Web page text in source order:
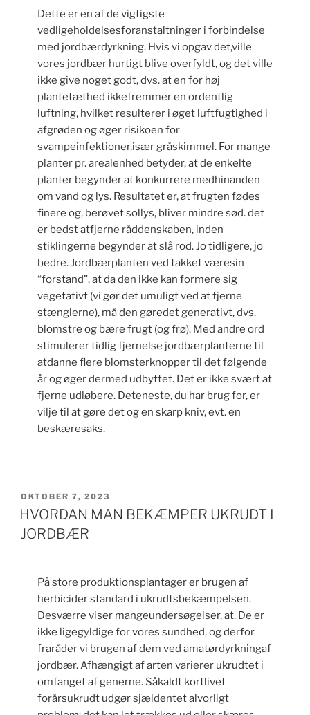
Dette er en af de vigtigste
vedligeholdelsesforanstaltninger i forbindelse
med jordbærdyrkning. Hvis vi opgav det,ville
vores jordbær hurtigt blive overfyldt, og det ville
ikke give noget godt, dvs. at en for høj
plantetæthed ikkefremmer en ordentlig
luftning, hvilket resulterer i øget luftfugtighed i
afgrøden og øger risikoen for
svampeinfektioner,især gråskimmel. For mange
planter pr. arealenhed betyder, at de enkelte
planter begynder at konkurrere medhinanden
om vand og lys. Resultatet er, at frugten fødes
finere og, berøvet sollys, bliver mindre sød. det
er bedst atfjerne råddenskaben, inden
stiklingerne begynder at slå rod. Jo tidligere, jo
bedre. Jordbærplanten ved takket væresin
“forstand”, at da den ikke kan formere sig
vegetativt (vi gør det umuligt ved at fjerne
stænglerne), må den gøredet generativt, dvs.
blomstre og bære frugt (og frø). Med andre ord
stimulerer tidlig fjernelse jordbærplanterne til
atdanne flere blomsterknopper til det følgende
år og øger dermed udbyttet. Det er ikke svært at
fjerne udløbere. Deteneste, du har brug for, er
vilje til at gøre det og en skarp kniv, evt. en
beskæresaks.
UDGIVET
DEN
OKTOBER 7, 2023
HVORDAN MAN BEKÆMPER UKRUDT I
JORDBÆR
På store produktionsplantager er brugen af
herbicider standard i ukrudtsbekæmpelsen.
Desværre viser mangeundersøgelser, at. De er
ikke ligegyldige for vores sundhed, og derfor
fraråder vi brugen af dem ved amatørdyrkningaf
jordbær. Afhængigt af arten varierer ukrudtet i
omfanget af generne. Såkaldt kortlivet
forårsukrudt udgør sjældentet alvorligt